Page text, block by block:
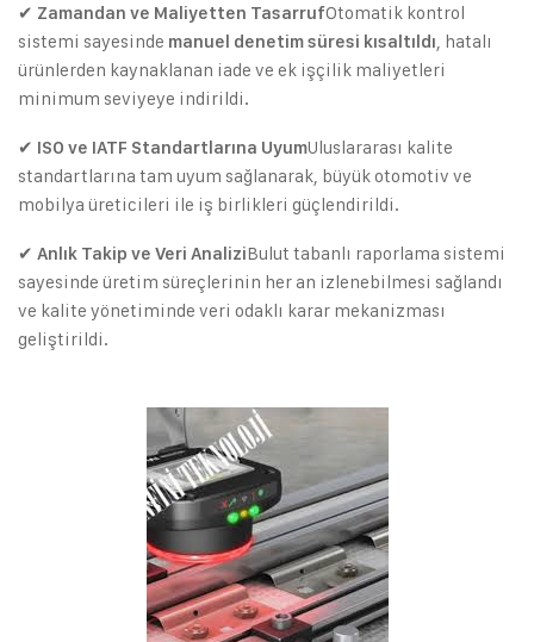
✔ Zamandan ve Maliyetten TasarrufOtomatik kontrol
sistemi sayesinde manuel denetim süresi kısaltıldı, hatalı
ürünlerden kaynaklanan iade ve ek işçilik maliyetleri
minimum seviyeye indirildi.
✔ ISO ve IATF Standartlarına UyumUluslararası kalite
standartlarına tam uyum sağlanarak, büyük otomotiv ve
mobilya üreticileri ile iş birlikleri güçlendirildi.
✔ Anlık Takip ve Veri AnaliziBulut tabanlı raporlama sistemi
sayesinde üretim süreçlerinin her an izlenebilmesi sağlandı
ve kalite yönetiminde veri odaklı karar mekanizması
geliştirildi.